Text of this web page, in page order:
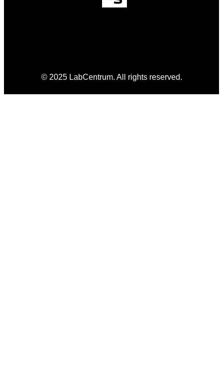
© 2025 LabCentrum. All rights reserved.